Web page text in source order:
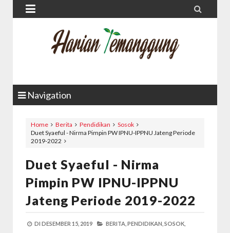
 
Navigation
Home Berita Pendidikan
Sosok
Duet Syaeful - Nirma Pimpin PW IPNU-IPPNU Jateng Periode
2019-2022
Duet Syaeful - Nirma
Pimpin PW IPNU-IPPNU
Jateng Periode 2019-2022
DI DESEMBER 15, 2019 BERITA, PENDIDIKAN, SOSOK,